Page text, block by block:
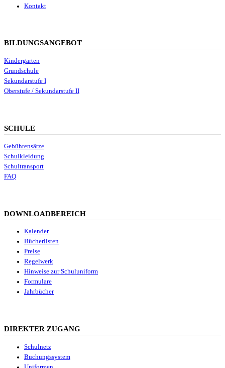
Kontakt
BILDUNGSANGEBOT
Kindergarten
Grundschule
Sekundarstufe I
Oberstufe / Sekundarstufe II
SCHULE
Gebührensätze
Schulkleidung
Schultransport
FAQ
DOWNLOADBEREICH
Kalender
Bücherlisten
Preise
Regelwerk
Hinweise zur Schuluniform
Formulare
Jahrbücher
DIREKTER ZUGANG
Schulnetz
Buchungssystem